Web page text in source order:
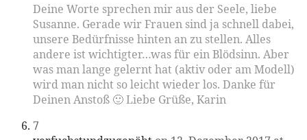
Deine Worte sprechen mir aus der Seele, liebe
Susanne. Gerade wir Frauen sind ja schnell dabei,
unsere Bedürfnisse hinten an zu stellen. Alles
andere ist wichtigter…was für ein Blödsinn. Aber
was man lange gelernt hat (aktiv oder am Modell)
wird man nicht so leicht wieder los. Danke für
Deinen Anstoß 🙂 Liebe Grüße, Karin
7